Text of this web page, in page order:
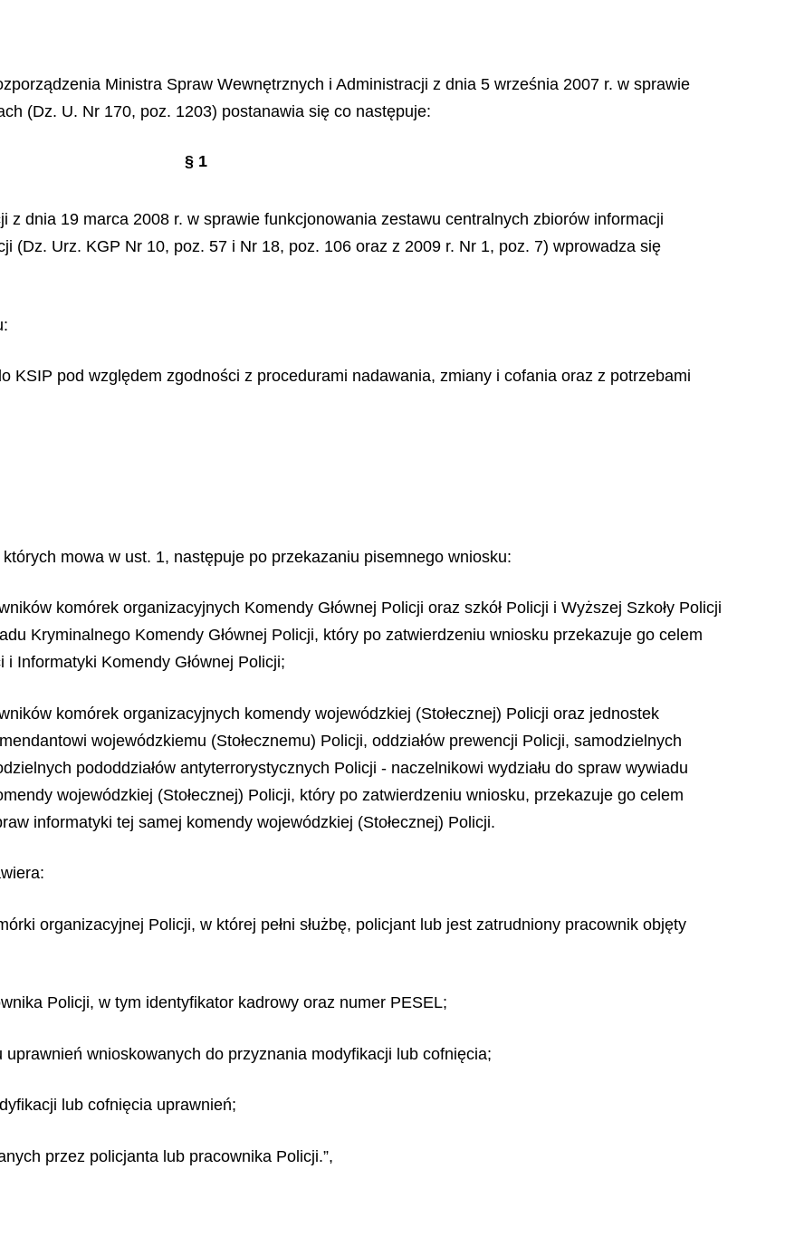
Ministra Spraw Wewnętrznych i Administracji z dnia 5 września 2007 r. w sprawie
(Dz. U. Nr 170, poz. 1203) postanawia się co następuje:
§ 1
z dnia 19 marca 2008 r. w sprawie funkcjonowania zestawu centralnych zbiorów informacji
(Dz. Urz. KGP Nr 10, poz. 57 i Nr 18, poz. 106 oraz z 2009 r. Nr 1, poz. 7) wprowadza się
KSIP pod względem zgodności z procedurami nadawania, zmiany i cofania oraz z potrzebami
mowa w ust. 1, następuje po przekazaniu pisemnego wniosku:
komórek organizacyjnych Komendy Głównej Policji oraz szkół Policji i Wyższej Szkoły Policji
Kryminalnego Komendy Głównej Policji, który po zatwierdzeniu wniosku przekazuje go celem
Informatyki Komendy Głównej Policji;
komórek organizacyjnych komendy wojewódzkiej (Stołecznej) Policji oraz jednostek
wojewódzkiemu (Stołecznemu) Policji, oddziałów prewencji Policji, samodzielnych
pododdziałów antyterrorystycznych Policji - naczelnikowi wydziału do spraw wywiadu
wojewódzkiej (Stołecznej) Policji, który po zatwierdzeniu wniosku, przekazuje go celem
informatyki tej samej komendy wojewódzkiej (Stołecznej) Policji.
organizacyjnej Policji, w której pełni służbę, policjant lub jest zatrudniony pracownik objęty
Policji, w tym identyfikator kadrowy oraz numer PESEL;
wnioskowanych do przyznania modyfikacji lub cofnięcia;
lub cofnięcia uprawnień;
przez policjanta lub pracownika Policji.”,